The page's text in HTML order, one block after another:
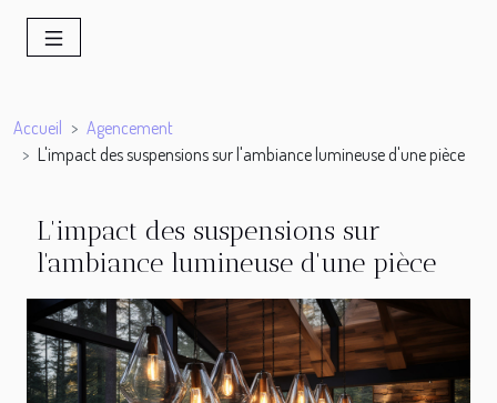
Accueil
Agencement
L'impact des suspensions sur l'ambiance lumineuse d'une pièce
L'impact des suspensions sur
l'ambiance lumineuse d'une pièce